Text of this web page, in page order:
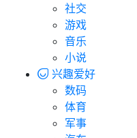
社交
游戏
音乐
小说
兴趣爱好
数码
体育
军事